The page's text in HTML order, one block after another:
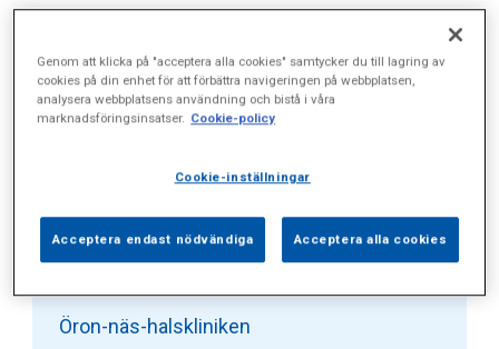
Alla (91) Vårdgivare (3) Specialister (13)
Sidor (0) Press (10) Sophianytt (26)
Vårdgivare
Öron-näs-halskliniken
Genom att klicka på "acceptera alla cookies" samtycker du till lagring av
cookies på din enhet för att förbättra navigeringen på webbplatsen,
analysera webbplatsens användning och bistå i våra
marknadsföringsinsatser. Cookie-policy
Cookie-inställningar
Acceptera endast nödvändiga Acceptera alla cookies